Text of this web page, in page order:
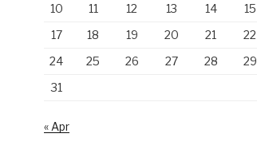
10
11 12 13 14 15
17
18 19 20 21 22
24
25 26 27 28 29
31
« Apr